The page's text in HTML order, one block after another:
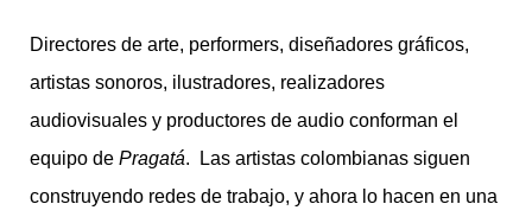
Directores de arte, performers, diseñadores gráficos,
artistas sonoros, ilustradores, realizadores
audiovisuales y productores de audio conforman el
equipo de Pragatá. Las artistas colombianas siguen
construyendo redes de trabajo, y ahora lo hacen en una